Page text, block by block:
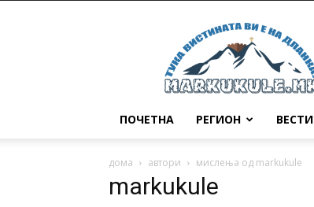
Маркукуле
ПОЧЕТНА РЕГИОН ВЕСТИ
дома автори мислења од markukule
markukule